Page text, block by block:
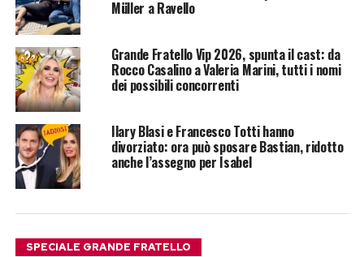
Müller a Ravello
Grande Fratello Vip 2026, spunta il cast: da
Rocco Casalino a Valeria Marini, tutti i nomi
dei possibili concorrenti
Ilary Blasi e Francesco Totti hanno
divorziato: ora può sposare Bastian, ridotto
anche l’assegno per Isabel
SPECIALE GRANDE FRATELLO